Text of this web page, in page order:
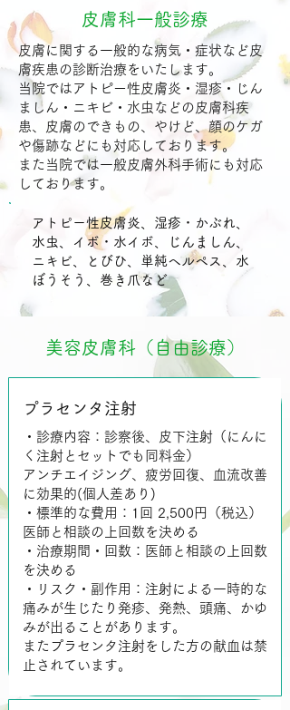
皮膚科一般診療
皮膚に関する一般的な病気・症状など皮
膚疾患の診断治療をいたします。
当院ではアトピー性皮膚炎・湿疹・じん
ましん・ニキビ・水虫などの皮膚科疾
患、皮膚のできもの、やけど、顔のケガ
や傷跡などにも対応しております。
また当院では一般皮膚外科手術にも対応
しております。
アトピー性皮膚炎、湿疹・かぶれ、
水虫、イボ・水イボ、じんましん、
ニキビ、とびひ、単純ヘルペス、水
ぼうそう、巻き爪など
美容皮膚科（自由診療）
プラセンタ注射
・診療内容：診察後、皮下注射（にんに
く注射とセットでも同料金）
アンチエイジング、疲労回復、血流改善
に効果的(個人差あり)
・標準的な費用：1回 2,500円（税込）
医師と相談の上回数を決める
・治療期間・回数：医師と相談の上回数
を決める
・リスク・副作用：注射による一時的な
痛みが生じたり発疹、発熱、頭痛、かゆ
みが出ることがあります。
またプラセンタ注射をした方の献血は禁
止されています。